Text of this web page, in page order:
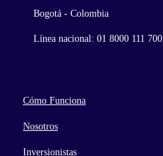
Bogotá - Colombia
Línea nacional: 01 8000 111 700
Cómo Funciona
Nosotros
Inversionistas